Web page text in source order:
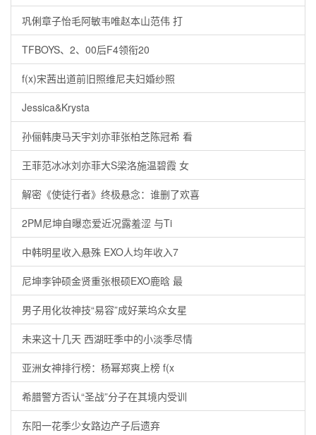
巩俐章子怡毛阿敏韦唯赵本山范伟 打
TFBOYS、2、00后F4领衔20
f(x)宋茜出道前旧照维尼夫妇婚纱照
Jessica&Krysta
孙俪韩庚马天宇刘亦菲张柏芝陈冠希 看
王菲范冰冰刘亦菲大S梁洛施温碧霞 女
解密《使徒行者》终极悬念：谁删了欢喜
2PM尼坤自曝恋爱近况露羞涩 与Ti
中韩明星收入悬殊 EXO人均年收入7
尼坤李钟硕金贤重张根硕EXO鹿晗 最
男子用化妆神技“易容”成好莱坞众女星
未来这十几天 西湖旺季中的小淡季尽情
亚洲女神排行榜：杨幂郑爽上榜 f(x
希腊警方否认“圣战”分子在其境内受训
东阳一花季少女路边产子后遗弃